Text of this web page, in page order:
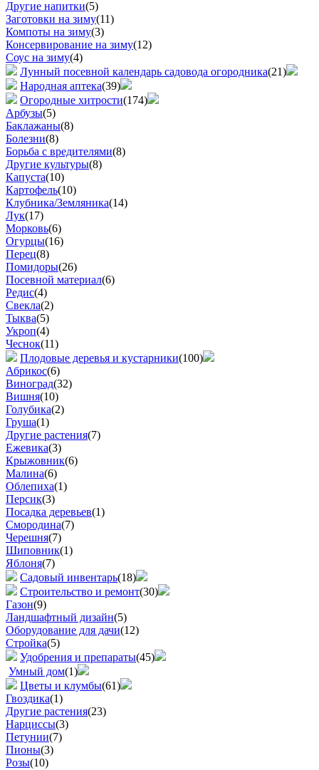
Другие напитки(5)
Заготовки на зиму(11)
Компоты на зиму(3)
Консервирование на зиму(12)
Соус на зиму(4)
Лунный посевной календарь садовода огородника(21)
Народная аптека(39)
Огородные хитрости(174)
Арбузы(5)
Баклажаны(8)
Болезни(8)
Борьба с вредителями(8)
Другие культуры(8)
Капуста(10)
Картофель(10)
Клубника/Земляника(14)
Лук(17)
Морковь(6)
Огурцы(16)
Перец(8)
Помидоры(26)
Посевной материал(6)
Редис(4)
Свекла(2)
Тыква(5)
Укроп(4)
Чеснок(11)
Плодовые деревья и кустарники(100)
Абрикос(6)
Виноград(32)
Вишня(10)
Голубика(2)
Груша(1)
Другие растения(7)
Ежевика(3)
Крыжовник(6)
Малина(6)
Облепиха(1)
Персик(3)
Посадка деревьев(1)
Смородина(7)
Черешня(7)
Шиповник(1)
Яблоня(7)
Садовый инвентарь(18)
Строительство и ремонт(30)
Газон(9)
Ландшафтный дизайн(5)
Оборудование для дачи(12)
Стройка(5)
Удобрения и препараты(45)
Умный дом(1)
Цветы и клумбы(61)
Гвоздика(1)
Другие растения(23)
Нарциссы(3)
Петунии(7)
Пионы(3)
Розы(10)